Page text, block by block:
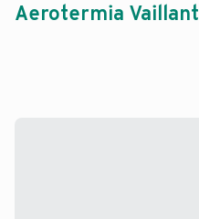
Aerotermia Vaillant